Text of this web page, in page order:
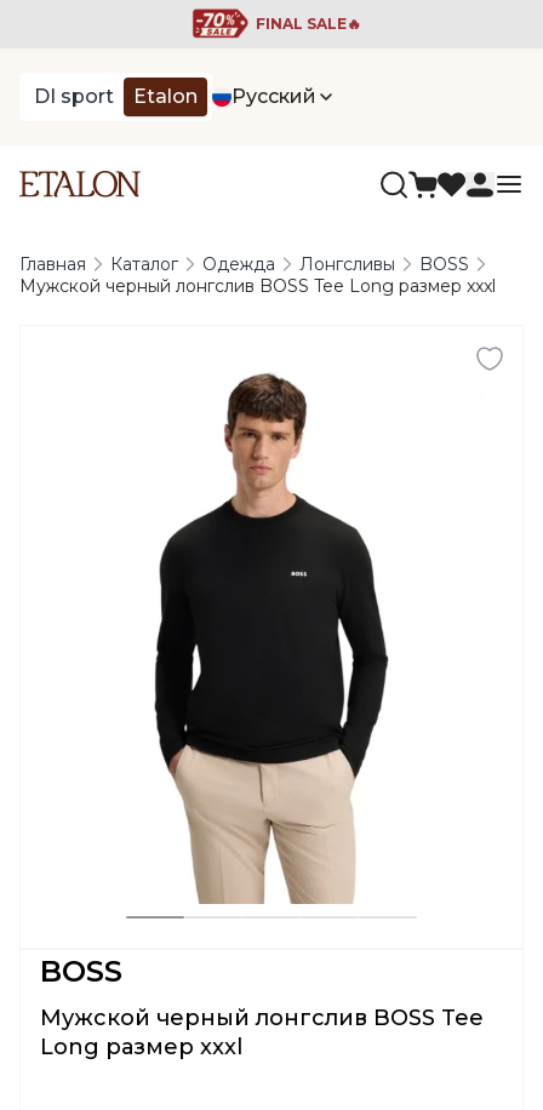
FINAL SALE🔥
DI sport Etalon Русский
Главная Каталог Одежда Лонгсливы
BOSS
Мужской черный лонгслив BOSS Tee Long размер xxxl
BOSS
Мужской черный лонгслив BOSS Tee
Long размер xxxl